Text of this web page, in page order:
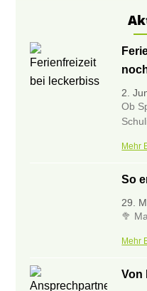
2.
Ob
Mehr
So
29.
🥦
Mehr
Von